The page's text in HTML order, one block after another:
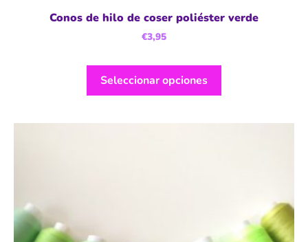
Conos de hilo de coser poliéster verde
€3,95
Seleccionar opciones